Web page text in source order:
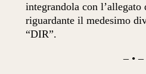
integrandola con l’allegato
riguardante il medesimo
“DIR”.
– • –